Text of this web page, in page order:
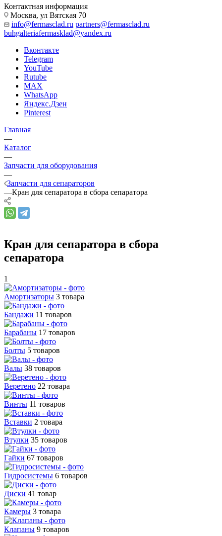
Контактная информация
Москва, ул Вятская 70
info@fermasclad.ru partners@fermasclad.ru
buhgalteriafermasklad@yandex.ru
Вконтакте
Telegram
YouTube
Rutube
MAX
WhatsApp
Яндекс.Дзен
Pinterest
Главная
—
Каталог
—
Запчасти для оборудования
—
Запчасти для сепараторов
—Кран для сепаратора в сбора сепаратора
Кран для сепаратора в сбора
сепаратора
1
Амортизаторы 3 товара
Бандажи 11 товаров
Барабаны 17 товаров
Болты 5 товаров
Валы 38 товаров
Веретено 22 товара
Винты 11 товаров
Вставки 2 товара
Втулки 35 товаров
Гайки 67 товаров
Гидросистемы 6 товаров
Диски 41 товар
Камеры 3 товара
Клапаны 9 товаров